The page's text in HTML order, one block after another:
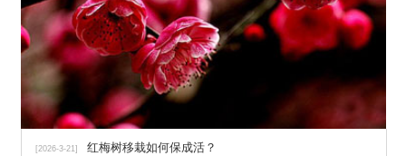
[2026-3-21] 红梅树移栽如何保成活？